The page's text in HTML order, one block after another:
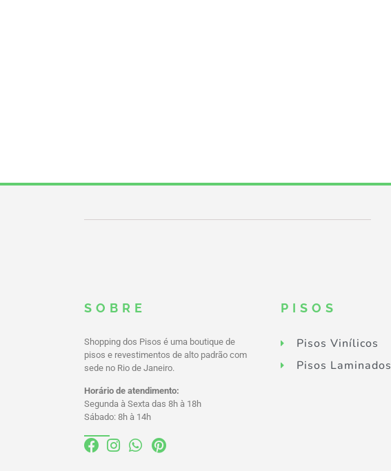
SOBRE
Shopping dos Pisos é uma boutique de
pisos e revestimentos de alto padrão com
sede no Rio de Janeiro.
Horário de atendimento:
Segunda à Sexta das 8h à 18h
Sábado: 8h à 14h
PISOS
Pisos Vinílicos
Pisos Laminados